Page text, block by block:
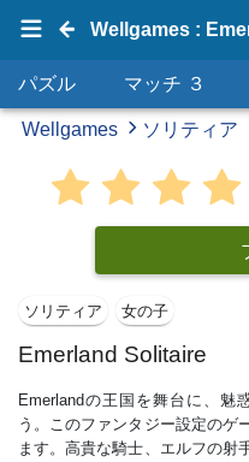
Wellgames :
パズル マッチ ３
Wellgames ソリティア
ソリティア 女の子
Emerland Solitaire
Emerlandの王国を舞台に、魅
う。このファンタジー設定のゲ
ます。高貴な騎士、エルフの射